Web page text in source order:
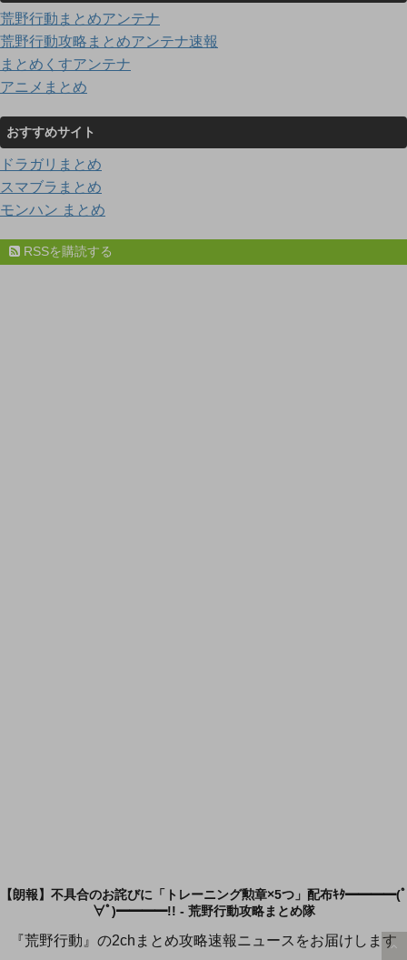
荒野行動まとめアンテナ
荒野行動攻略まとめアンテナ速報
まとめくすアンテナ
アニメまとめ
おすすめサイト
ドラガリまとめ
スマブラまとめ
モンハン まとめ
RSSを購読する
【朗報】不具合のお詫びに「トレーニング勲章×5つ」配布ｷﾀ━━━━(ﾟ
∀ﾟ)━━━━!! - 荒野行動攻略まとめ隊
『荒野行動』の2chまとめ攻略速報ニュースをお届けします